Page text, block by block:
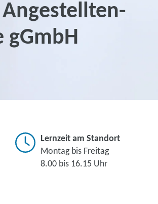
gGmbH
Lernzeit am Standort
Montag bis Freitag
8.00 bis 16.15 Uhr